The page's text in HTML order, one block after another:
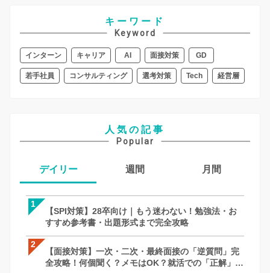
キーワード
Keyword
インターン キャリア AI 面接対策 GD
若手社員 コンサルティング 選考対策 Tech 経営層
人気の記事
Popular
デイリー
1
【SPI対策】28卒向け｜もう迷わない！勉強法・お
すすめ参考書・出題形式まで完全攻略
2
【面接対策】一次・二次・最終面接の「逆質問」完
全攻略！何個聞く？メモはOK？就活での「正解」を
週間
【SPI対策】28卒向け｜もう迷わない！
すすめ参考書・出題形式まで完全攻略
【面接対策】一次・二次・最終面接の「
全攻略！何個聞く？メモはOK？就活での
月間
【面接対策】一次・二次・最終面接の「
全攻略！何個聞く？メモはOK？就活での
徹底解説｜27卒・28卒向け
【SPI対策】28卒向け｜もう迷わない！
すすめ参考書・出題形式まで完全攻略